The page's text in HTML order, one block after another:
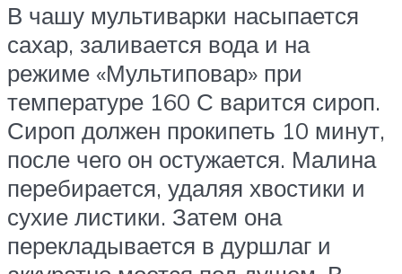
В чашу мультиварки насыпается
сахар, заливается вода и на
режиме «Мультиповар» при
температуре 160 С варится сироп.
Сироп должен прокипеть 10 минут,
после чего он остужается. Малина
перебирается, удаляя хвостики и
сухие листики. Затем она
перекладывается в дуршлаг и